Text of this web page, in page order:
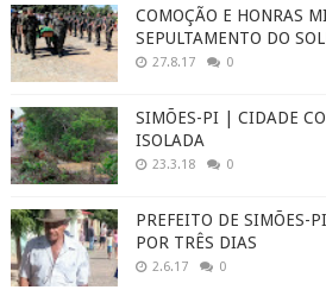
COMOÇÃO E HONRAS
SEPULTAMENTO DO
27.8.17 0
SIMÕES-PI | CIDADE
ISOLADA
23.3.18 0
PREFEITO DE SIMÕES-
POR TRÊS DIAS
2.6.17 0